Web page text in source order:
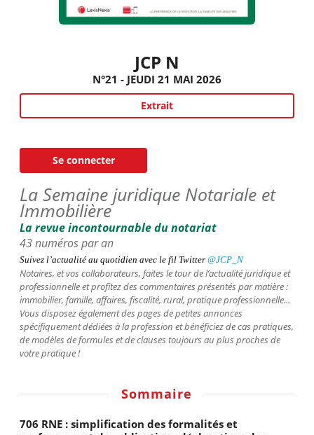
JCP N
N°21 - JEUDI 21 MAI 2026
Extrait
Se connecter
La Semaine juridique Notariale et
Immobilière
La revue incontournable du notariat
43 numéros par an
Suivez l’actualité au quotidien avec le fil Twitter @JCP_N
Notaires, et vos collaborateurs, faites le tour de l’actualité juridique et
professionnelle et profitez des commentaires présentés par matière :
immobilier, famille, affaires, fiscalité, rural, pratique professionnelle...
Vous disposez également des pages de petites annonces
spécifiquement dédiées à la profession et bénéficiez de cas pratiques,
de modèles de formules et de clauses toujours au plus proches de
votre pratique !
Sommaire
706 RNE : simplification des formalités et